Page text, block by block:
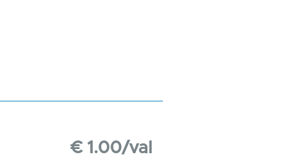
€ 1.00/val